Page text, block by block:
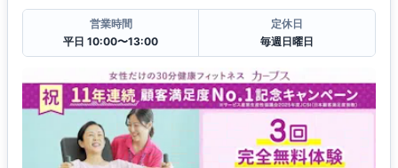
営業時間
平日 10:00〜13:00
定休日
毎週日曜日